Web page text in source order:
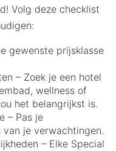
Volg deze checklist
gewenste prijsklasse
– Zoek je een hotel
wellness of
het belangrijkst is.
– Pas je
je verwachtingen.
– Elke Special